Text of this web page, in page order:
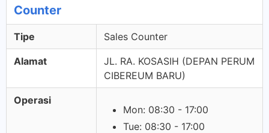
Counter
Tipe Sales Counter
Alamat
JL. RA. KOSASIH (DEPAN PERUM
CIBEREUM BARU)
Operasi
Mon: 08:30 - 17:00
Tue: 08:30 - 17:00